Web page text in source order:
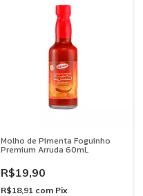
Molho de Pimenta Foguinho
Premium Arruda 60mL
R$19,90
R$18,91 com Pix